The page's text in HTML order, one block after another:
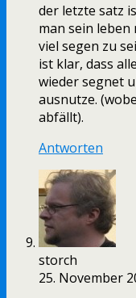
der letzte satz
man sein
viel segen zu
ist klar, dass
wieder segnet
ausnutze.
abfällt).
Antworten
storch
25. November